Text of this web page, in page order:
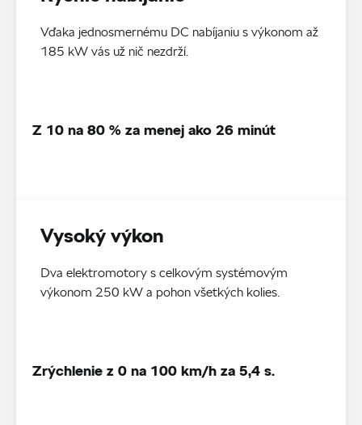
Vďaka jednosmernému DC nabíjaniu s výkonom až
185 kW vás už nič nezdrží.
Z 10 na 80 % za menej ako 26 minút
Vysoký výkon
Dva elektromotory s celkovým systémovým
výkonom 250 kW a pohon všetkých kolies.
Zrýchlenie z 0 na 100 km/h za 5,4 s.